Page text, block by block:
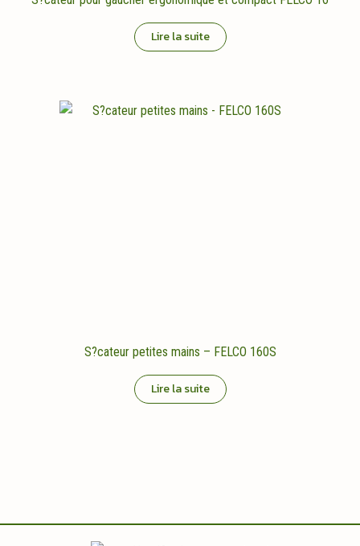
Lire la suite
S?cateur petites mains – FELCO 160S
Lire la suite